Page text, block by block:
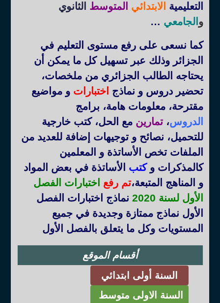
التعليمية
الابتدائي المتوسط الثانوي
و الجامعي …
كما نسعى على رفع مستوى التعليم في
الجزائر وذلك عبر تسهيل كل ما يمكن أن
يحتاجه الطالب الجزائري من ملخصات،
تحضير دروس و نماذج اختباراتو مواضيع
مقترحة، معلومات هامة، برامج
الدروس،تمارينمع الحل، كتب خارجية
للتحميل، نصائح و توجيهات إضافة للعديد من
الملفات تخص الأساتذة و المعلمين
كالمذكرات وكتب الأساتذة في بعض المواد
و المناهج المتبعة،تم رفع اختبارات الفصل
الأول لسنة 2020
نماذج اختبارات الفصل
الأول نماذج ممتازة وجديدة في جميع
المستويات وكل ما يتعلق بالفصل الأول
أقسام الموقع
السنة أولى ابتدائي
السنة الاولى متوسط